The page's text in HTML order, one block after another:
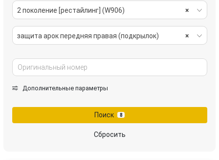
×
2 поколение [рестайлинг] (W906)
×
защита арок передняя правая (подкрылок)
Дополнительные параметры
Поиск 8
Сбросить